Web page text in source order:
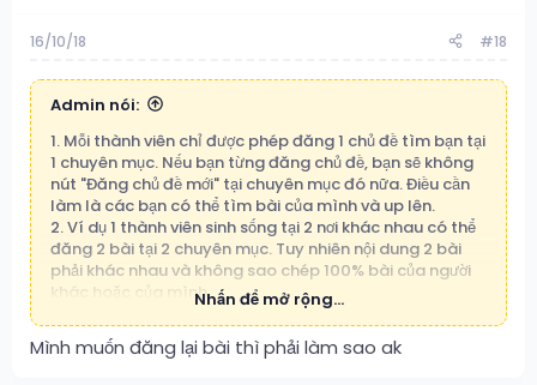
16/10/18 #18
Admin nói:
1. Mỗi thành viên chỉ được phép đăng 1 chủ đề tìm bạn tại
1 chuyên mục. Nếu bạn từng đăng chủ đề, bạn sẽ không
nút "Đăng chủ đề mới" tại chuyên mục đó nữa. Điều cần
làm là các bạn có thể tìm bài của mình và up lên.
2. Ví dụ 1 thành viên sinh sống tại 2 nơi khác nhau có thể
đăng 2 bài tại 2 chuyên mục. Tuy nhiên nội dung 2 bài
phải khác nhau và không sao chép 100% bài của người
khác hoặc của mình.
Cố tình vi phạm đăng nhiều chủ đề tại nhiều chuyên mục
hoặc spam, sao chép 100% nội dung sẽ bị xóa và khóa
nick vĩnh viễn.
Nhấn để mở rộng...
Mình muốn đăng lại bài thì phải làm sao ak